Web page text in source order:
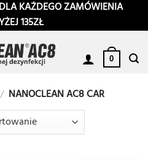
KAŻDEGO ZAMÓWIENIA
135ZŁ
0
/ NANOCLEAN AC8 CAR